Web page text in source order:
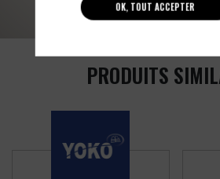
PRODUITS
OK, TOUT ACCEPTER